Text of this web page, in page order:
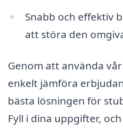
Snabb och effektiv
att störa den
Genom att använda
enkelt jämföra
bästa lösningen för
Fyll i dina uppgifter,